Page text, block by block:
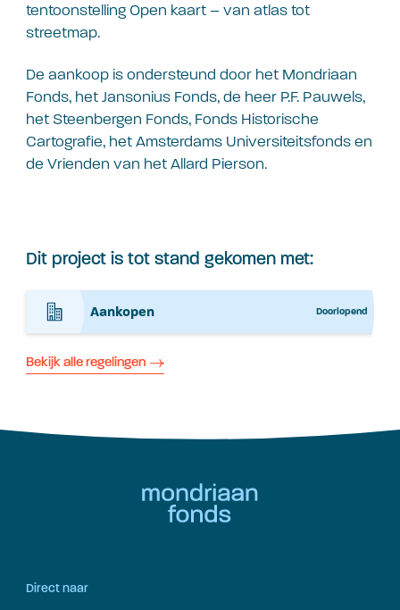
tentoonstelling Open kaart – van atlas tot
streetmap.
De aankoop is ondersteund door het Mondriaan
Fonds, het Jansonius Fonds, de heer P.F. Pauwels,
het Steenbergen Fonds, Fonds Historische
Cartografie, het Amsterdams Universiteitsfonds en
de Vrienden van het Allard Pierson.
Dit project is tot stand gekomen met:
Aankopen Doorlopend
Bekijk alle regelingen
Direct naar